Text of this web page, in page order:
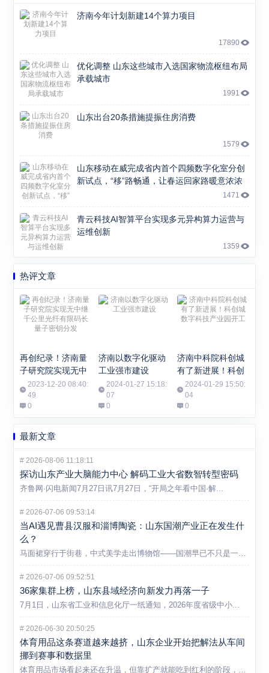
济南今年计划新建14个算力项目
17890
优化调整 山东这些城市入选国家物流枢纽布局
承载城市
1991
山东出台20条措施提振住房消费
1579
山东移动在威完成省内首个四频数字化室分创
新试点，“移”路畅通，让春运回家路暖意浓浓
1471
青云科技AI智算平台实现多元异构算力运营与
运维创新
1359
热评文章
再创纪录！济南量
子研究院实现无中
继千公里光纤有限
码长量子密钥分发
2023-12-20 08:40:
49
0
济南以数字化驱动
工业强市建设
2024-01-27 15:18:
07
0
济南中科院科创城
有了新进展！科创
城数字科技产业园
开工
2024-01-29 15:50:
04
0
最新文章
#2026-08-06 11:18:11
探访山东产业大脑能力中心 解码工业大省数智转型密码
齐鲁网·闪电新闻7月27日讯7月27日，“开局之年看中国·解...
#2026-07-06 09:53:14
当AI遇见曹县汉服和淄博陶瓷：山东国潮产业正在发生什
么？
马面裙穿行于街巷，中式美学走出博物馆——国潮早已不只是一个消...
#2026-07-06 09:52:51
36家集群上榜，山东县域经济向新发力再落一子
7月1日，山东省工业和信息化厅一纸通知，2026年度省级中小...
#2026-06-30 20:50:25
体育用品这条赛道越来越挤，山东企业开始把解法从车间
挪到赛事和数据里
体育用品市场看起来还在升温，但靠扩产就能吃到红利的阶段，显然...